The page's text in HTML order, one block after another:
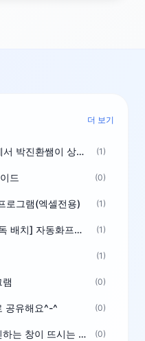
더 보기
깜놀~ 부산 AI교육콘퍼런스에서 박진환쌤이 상받으려 나오셨네요~ ^^ (1)
드 (0)
로그램(엑셀전용) (1)
경기도교육청 - [정기고사 감독 배치] 자동화프로그램 보급 (1)
(1)
(0)
공유해요^-^ (0)
사이트 이용 중 사람인지 확인하는 창이 뜨시는 분은 알려주세요 (0)